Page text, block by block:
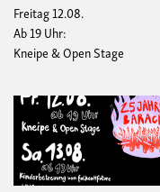
Freitag 12.08.
Ab 19 Uhr:
Kneipe & Open Stage